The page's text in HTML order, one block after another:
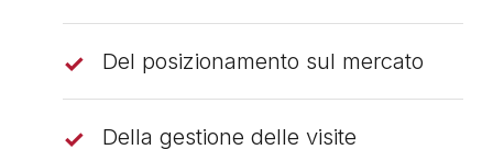
Del posizionamento sul mercato
Della gestione delle visite